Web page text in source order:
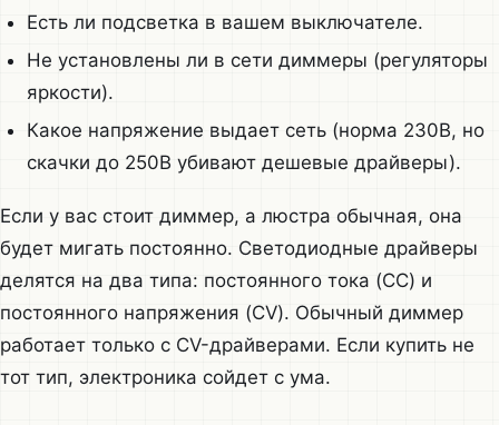
Есть ли подсветка в вашем выключателе.
Не установлены ли в сети диммеры (регуляторы
яркости).
Какое напряжение выдает сеть (норма 230В, но
скачки до 250В убивают дешевые драйверы).
Если у вас стоит диммер, а люстра обычная, она
будет мигать постоянно. Светодиодные драйверы
делятся на два типа: постоянного тока (CC) и
постоянного напряжения (CV). Обычный диммер
работает только с CV-драйверами. Если купить не
тот тип, электроника сойдет с ума.